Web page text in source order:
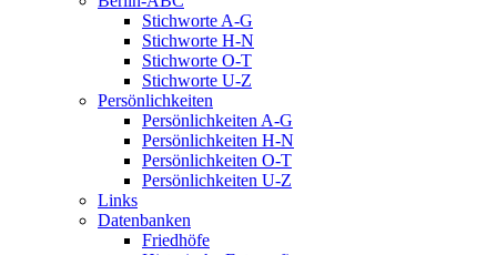
Stichworte A-G
Stichworte H-N
Stichworte O-T
Stichworte U-Z
Persönlichkeiten
Persönlichkeiten A-G
Persönlichkeiten H-N
Persönlichkeiten O-T
Persönlichkeiten U-Z
Links
Datenbanken
Friedhöfe